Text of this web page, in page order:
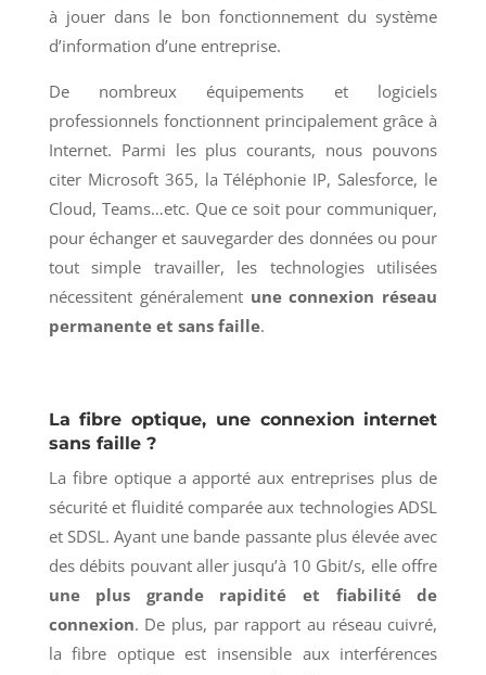
à jouer dans le bon fonctionnement du système
d’information d’une entreprise.
De nombreux équipements et logiciels
professionnels fonctionnent principalement grâce à
Internet. Parmi les plus courants, nous pouvons
citer Microsoft 365, la Téléphonie IP, Salesforce, le
Cloud, Teams…etc. Que ce soit pour communiquer,
pour échanger et sauvegarder des données ou pour
tout simple travailler, les technologies utilisées
nécessitent généralement une connexion réseau
permanente et sans faille.
La fibre optique, une connexion internet
sans faille ?
La fibre optique a apporté aux entreprises plus de
sécurité et fluidité comparée aux technologies ADSL
et SDSL. Ayant une bande passante plus élevée avec
des débits pouvant aller jusqu’à 10 Gbit/s, elle offre
une plus grande rapidité et fiabilité de
connexion. De plus, par rapport au réseau cuivré,
la fibre optique est insensible aux interférences